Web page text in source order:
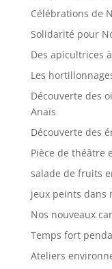
Célébrations de
Solidarité pour
Des apicultrices
Les
Découverte des
Anaïs
Découverte des
Pièce de théâtre
salade de fruits
jeux peints dans
Nos nouveaux
Temps fort
Ateliers